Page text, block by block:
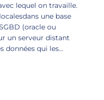
lequel on travaille.
une base
(oracle ou
un serveur distant
données qui les…